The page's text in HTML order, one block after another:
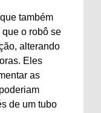
também
o robô se
alterando
Eles
as
de um tubo